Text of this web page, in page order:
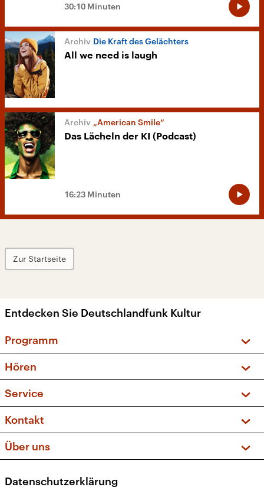
30:10 Minuten
Die Kraft des Gelächters
All we need is laugh
„American Smile“
Das Lächeln der KI (Podcast)
16:23 Minuten
Zur Startseite
Entdecken Sie Deutschlandfunk Kultur
Programm
Sendungen und Podcasts
Musikliste
Kakadu – Das Kinderprogramm
Hören
Frequenzen (UKW + DAB+)
Service
FAQ
Apps
Newsletter
Kontakt
Social Media
Über uns
Datenschutzerklärung